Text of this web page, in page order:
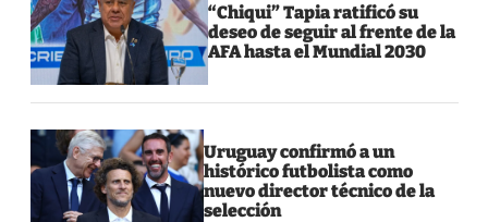
“Chiqui” Tapia ratificó su
deseo de seguir al frente de la
AFA hasta el Mundial 2030
Uruguay confirmó a un
histórico futbolista como
nuevo director técnico de la
selección